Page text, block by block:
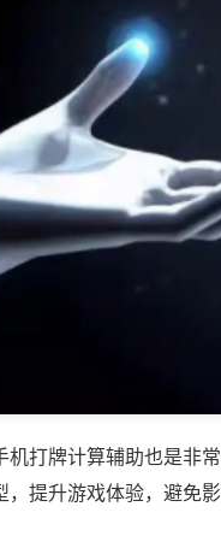
打牌计算辅助也是非
提升游戏体验，避免影